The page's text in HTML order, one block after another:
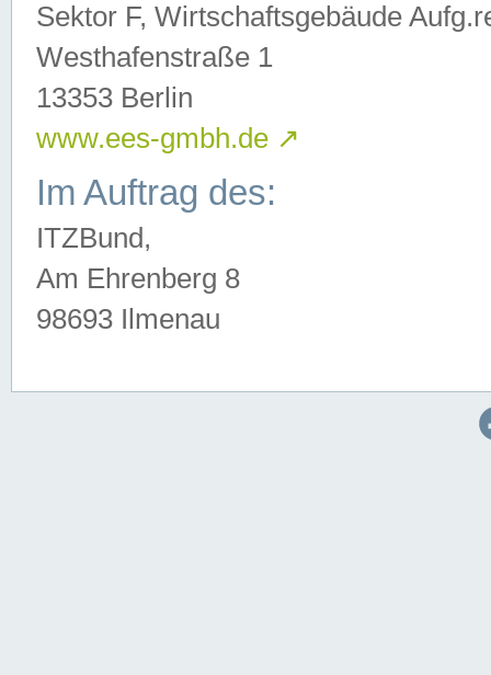
Sektor F, Wirtschaftsgebäude
Westhafenstraße 1
13353 Berlin
www.ees-gmbh.de ↗
Im Auftrag des:
ITZBund,
Am Ehrenberg 8
98693 Ilmenau